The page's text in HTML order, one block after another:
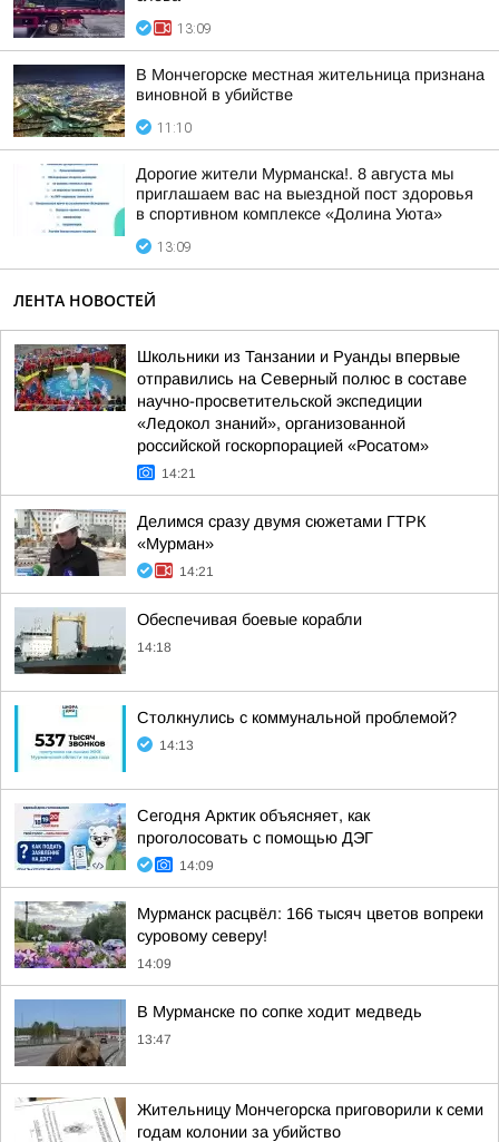
13:09
В Мончегорске местная жительница признана
виновной в убийстве
11:10
Дорогие жители Мурманска!. 8 августа мы
приглашаем вас на выездной пост здоровья
в спортивном комплексе «Долина Уюта»
13:09
ЛЕНТА НОВОСТЕЙ
Школьники из Танзании и Руанды впервые
отправились на Северный полюс в составе
научно-просветительской экспедиции
«Ледокол знаний», организованной
российской госкорпорацией «Росатом»
14:21
Делимся сразу двумя сюжетами ГТРК
«Мурман»
14:21
Обеспечивая боевые корабли
14:18
Столкнулись с коммунальной проблемой?
14:13
Сегодня Арктик объясняет, как
проголосовать с помощью ДЭГ
14:09
Мурманск расцвёл: 166 тысяч цветов вопреки
суровому северу!
14:09
В Мурманске по сопке ходит медведь
13:47
Жительницу Мончегорска приговорили к семи
годам колонии за убийство